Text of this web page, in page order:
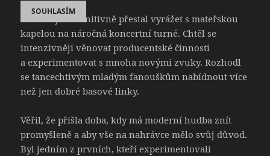
SOUHLASÍM
V té éře již definitivně přestal vyrážet s mateřskou
kapelou na náročná koncertní turné. Chtěl se
intenzivněji věnovat producentské činnosti
a experimentovat s mnoha novými zvuky. Rozhodl
se tancechtivým mladým fanouškům nabídnout více
než jen dobré basové linky.
Věřil, že přišla doba, kdy má moderní hudba znít
promyšleně a aby vše na nahrávce mělo svůj důvod.
Byl jedním z prvních, kteří experimentovali